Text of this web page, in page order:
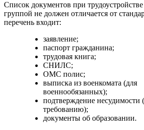
Список документов при
группой не должен отличается от
перечень входит:
заявление;
паспорт гражданина;
трудовая книга;
СНИЛС;
ОМС полис;
выписка из военкомата (для
военнообязанных);
подтверждение несудимости
требованию);
документы об образовании.